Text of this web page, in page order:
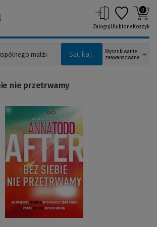
Szukaj
Wyszukiwanie
zaawansowane
ZalogujUlubione
0
Koszyk
strony)
nie przetrwamy